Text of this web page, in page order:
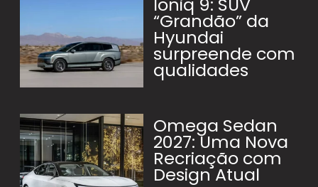
Ioniq 9: SUV
“Grandão” da
Hyundai
surpreende com
qualidades
Omega Sedan
2027: Uma Nova
Recriação com
Design Atual